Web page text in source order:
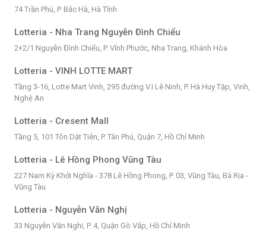
74 Trần Phú, P. Bắc Hà, Hà Tĩnh
Lotteria - Nha Trang Nguyễn Đình Chiểu
2+2/1 Nguyễn Đình Chiểu, P. Vĩnh Phước, Nha Trang, Khánh Hòa
Lotteria - VINH LOTTE MART
Tầng 3-16, Lotte Mart Vinh, 295 đường V.I Lê Ninh, P. Hà Huy Tập, Vinh,
Nghệ An
Lotteria - Cresent Mall
Tầng 5, 101 Tôn Dật Tiên, P. Tân Phú, Quận 7, Hồ Chí Minh
Lotteria - Lê Hồng Phong Vũng Tàu
227 Nam Kỳ Khởi Nghĩa - 378 Lê Hồng Phong, P. 03, Vũng Tàu, Bà Rịa -
Vũng Tàu
Lotteria - Nguyễn Văn Nghị
33 Nguyễn Văn Nghi, P. 4, Quận Gò Vấp, Hồ Chí Minh